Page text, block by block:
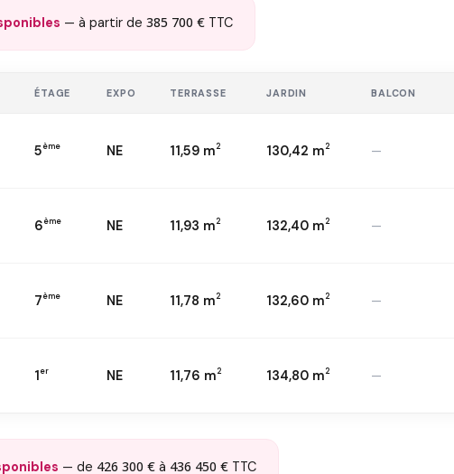
— à partir de 385 700 € TTC
ÉTAGE EXPO TERRASSE JARDIN BALCON
5ème NE 11,59 m2 130,42 m2 —
6ème NE 11,93 m2 132,40 m2 —
7ème NE 11,78 m2 132,60 m2 —
1er NE 11,76 m2 134,80 m2 —
— de 426 300 € à 436 450 € TTC